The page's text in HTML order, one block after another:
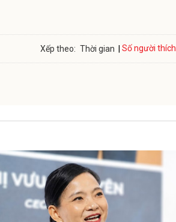
Xếp theo: Thời gian Số người thích